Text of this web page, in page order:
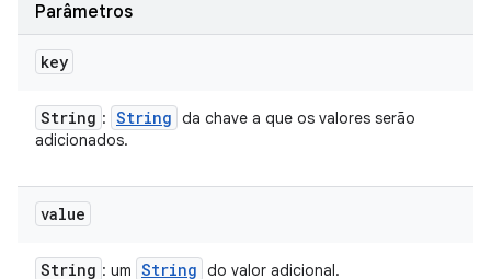
Parâmetros
key
String : String da chave a que os valores serão
adicionados.
value
String : um String do valor adicional.